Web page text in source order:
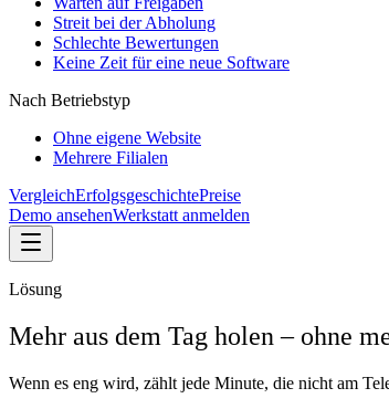
Streit bei der Abholung
Schlechte Bewertungen
Keine Zeit für eine neue Software
Nach Betriebstyp
Ohne eigene Website
Mehrere Filialen
VergleichErfolgsgeschichtePreise
Demo ansehenWerkstatt anmelden
Lösung
Mehr aus dem Tag holen – ohne
Wenn es eng wird, zählt jede Minute, die nicht am